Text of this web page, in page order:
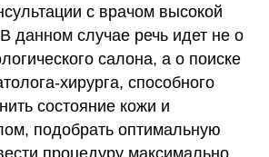
с врачом высокой
данном случае речь идет не о
салона, а о поиске
хирурга, способного
состояние кожи и
подобрать оптимальную
процедуру максимально